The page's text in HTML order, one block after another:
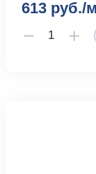
613 руб./м